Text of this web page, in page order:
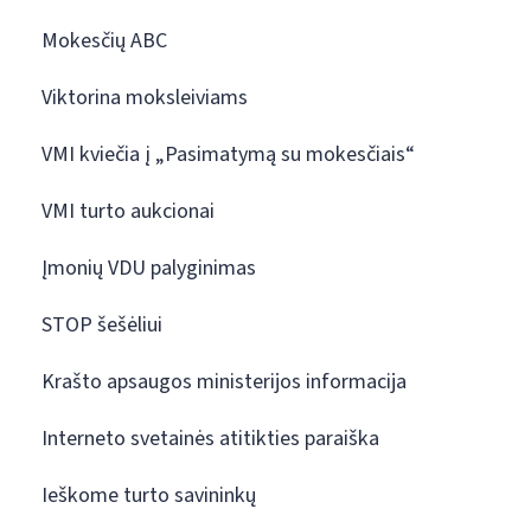
Mokesčių ABC
Viktorina moksleiviams
VMI kviečia į „Pasimatymą su mokesčiais“
VMI turto aukcionai
Įmonių VDU palyginimas
STOP šešėliui
Krašto apsaugos ministerijos informacija
Interneto svetainės atitikties paraiška
Ieškome turto savininkų